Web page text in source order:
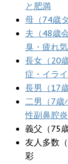
と肥満
母（74歳
夫（48歳
臭・疲れ
長女（20
症・イラ
長男（17
二男（7歳
性副鼻腔炎
義父（75
友人多数
彩